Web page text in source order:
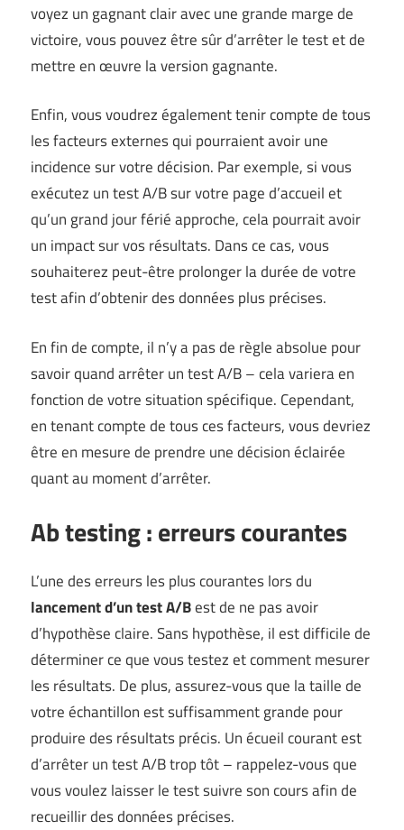
voyez un gagnant clair avec une grande marge de
victoire, vous pouvez être sûr d’arrêter le test et de
mettre en œuvre la version gagnante.
Enfin, vous voudrez également tenir compte de tous
les facteurs externes qui pourraient avoir une
incidence sur votre décision. Par exemple, si vous
exécutez un test A/B sur votre page d’accueil et
qu’un grand jour férié approche, cela pourrait avoir
un impact sur vos résultats. Dans ce cas, vous
souhaiterez peut-être prolonger la durée de votre
test afin d’obtenir des données plus précises.
En fin de compte, il n’y a pas de règle absolue pour
savoir quand arrêter un test A/B – cela variera en
fonction de votre situation spécifique. Cependant,
en tenant compte de tous ces facteurs, vous devriez
être en mesure de prendre une décision éclairée
quant au moment d’arrêter.
Ab testing : erreurs courantes
L’une des erreurs les plus courantes lors du
lancement d’un test A/Best de ne pas avoir
d’hypothèse claire. Sans hypothèse, il est difficile de
déterminer ce que vous testez et comment mesurer
les résultats. De plus, assurez-vous que la taille de
votre échantillon est suffisamment grande pour
produire des résultats précis. Un écueil courant est
d’arrêter un test A/B trop tôt – rappelez-vous que
vous voulez laisser le test suivre son cours afin de
recueillir des données précises.